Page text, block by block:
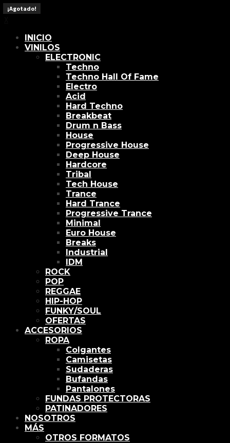
X
INICIO
VINILOS
ELECTRONIC
Techno
Techno Hall Of Fame
Electro
Acid
Hard Techno
Breakbeat
Drum n Bass
House
Progressive House
Deep House
Hardcore
Tribal
Tech House
Trance
Hard Trance
Progressive Trance
Minimal
Euro House
Breaks
Industrial
IDM
ROCK
POP
REGGAE
HIP-HOP
FUNKY/SOUL
OFERTAS
ACCESORIOS
ROPA
Colgantes
Camisetas
Sudaderas
Bufandas
Pantalones
FUNDAS PROTECTORAS
PATINADORES
NOSOTROS
MÁS
OTROS FORMATOS
¡Agotado!
¡Agotado!
¡Agotado!
¡Agotado!
¡Agotado!
¡Agotado!
¡Agotado!
¡Agotado!